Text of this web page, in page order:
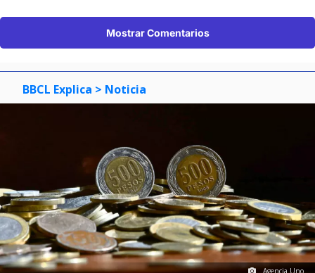
Mostrar Comentarios
BBCL Explica > Noticia
Agencia Uno